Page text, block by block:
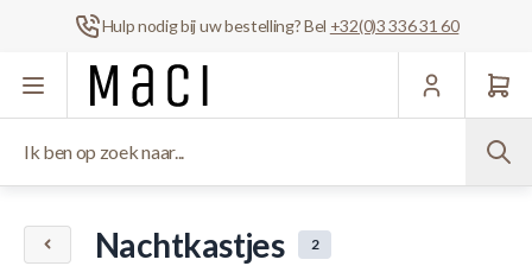
Hulp nodig bij uw bestelling? Bel +32(0)3 336 31 60
Ga naar de inhoud
Nachtkastjes 2